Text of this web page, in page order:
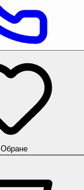
Обране